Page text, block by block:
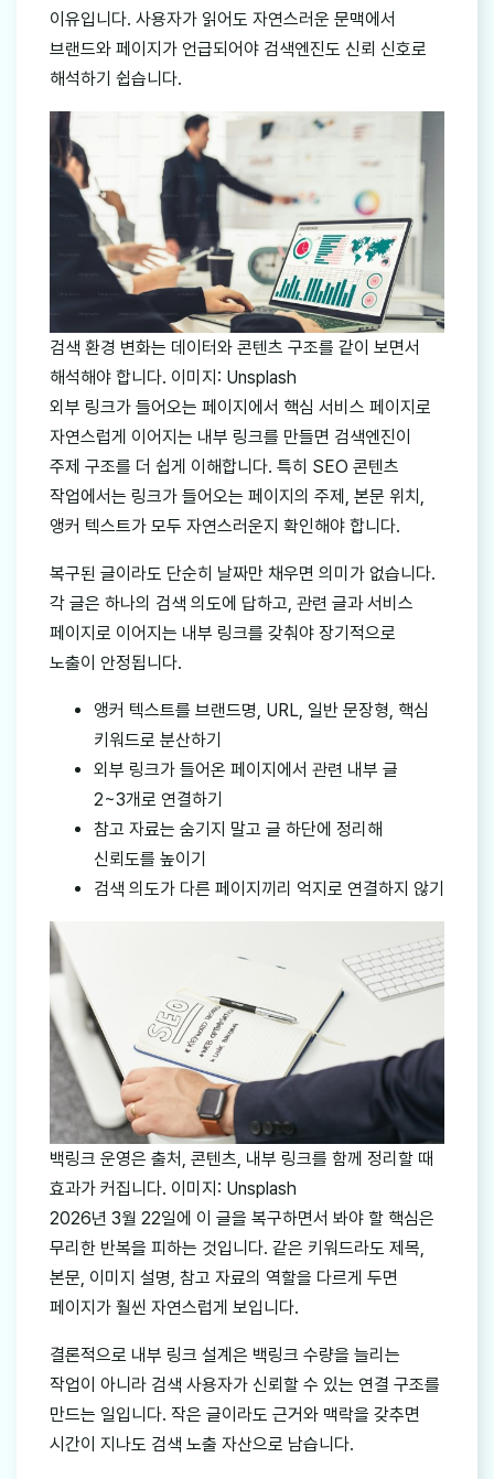
이유입니다. 사용자가 읽어도 자연스러운 문맥에서
브랜드와 페이지가 언급되어야 검색엔진도 신뢰 신호로
해석하기 쉽습니다.
검색 환경 변화는 데이터와 콘텐츠 구조를 같이 보면서
해석해야 합니다. 이미지: Unsplash
외부 링크가 들어오는 페이지에서 핵심 서비스 페이지로
자연스럽게 이어지는 내부 링크를 만들면 검색엔진이
주제 구조를 더 쉽게 이해합니다. 특히 SEO 콘텐츠
작업에서는 링크가 들어오는 페이지의 주제, 본문 위치,
앵커 텍스트가 모두 자연스러운지 확인해야 합니다.
복구된 글이라도 단순히 날짜만 채우면 의미가 없습니다.
각 글은 하나의 검색 의도에 답하고, 관련 글과 서비스
페이지로 이어지는 내부 링크를 갖춰야 장기적으로
노출이 안정됩니다.
앵커 텍스트를 브랜드명, URL, 일반 문장형, 핵심
키워드로 분산하기
외부 링크가 들어온 페이지에서 관련 내부 글
2~3개로 연결하기
참고 자료는 숨기지 말고 글 하단에 정리해
신뢰도를 높이기
검색 의도가 다른 페이지끼리 억지로 연결하지 않기
백링크 운영은 출처, 콘텐츠, 내부 링크를 함께 정리할 때
효과가 커집니다. 이미지: Unsplash
2026년 3월 22일에 이 글을 복구하면서 봐야 할 핵심은
무리한 반복을 피하는 것입니다. 같은 키워드라도 제목,
본문, 이미지 설명, 참고 자료의 역할을 다르게 두면
페이지가 훨씬 자연스럽게 보입니다.
결론적으로 내부 링크 설계은 백링크 수량을 늘리는
작업이 아니라 검색 사용자가 신뢰할 수 있는 연결 구조를
만드는 일입니다. 작은 글이라도 근거와 맥락을 갖추면
시간이 지나도 검색 노출 자산으로 남습니다.